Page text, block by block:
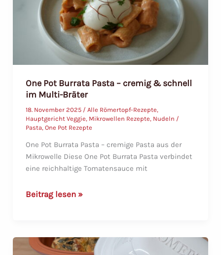
cremig
schnell
One Pot Burrata Pasta – cremig & schnell
im Multi-Bräter
18. November 2025 / Alle Römertopf-Rezepte,
Hauptgericht Veggie, Mikrowellen Rezepte, Nudeln /
Pasta, One Pot Rezepte
One Pot Burrata Pasta – cremige Pasta aus der
Mikrowelle Diese One Pot Burrata Pasta verbindet
eine reichhaltige Tomatensauce mit
One
Pasta
Beitrag lesen »